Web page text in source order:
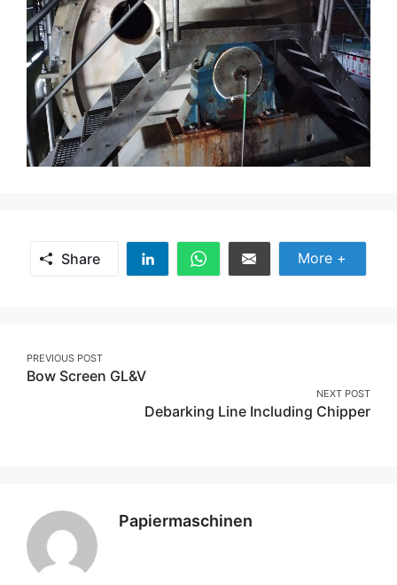
Share
Share
Share
Share
Share
More +
Post
navigation
PREVIOUS POST
Bow Screen GL&V
NEXT POST
Debarking Line Including Chipper
Papiermaschinen